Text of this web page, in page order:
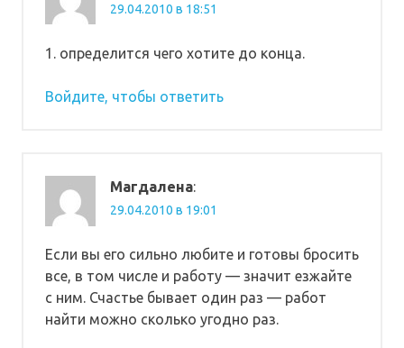
29.04.2010 в 18:51
1. определится чего хотите до конца.
Войдите, чтобы ответить
Магдалена:
29.04.2010 в 19:01
Если вы его сильно любите и готовы бросить
все, в том числе и работу — значит езжайте
с ним. Счастье бывает один раз — работ
найти можно сколько угодно раз.